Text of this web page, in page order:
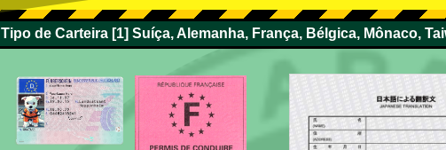
Tipo de Carteira [1] Suíça, Alemanha, França, Bélgica, Mônaco,